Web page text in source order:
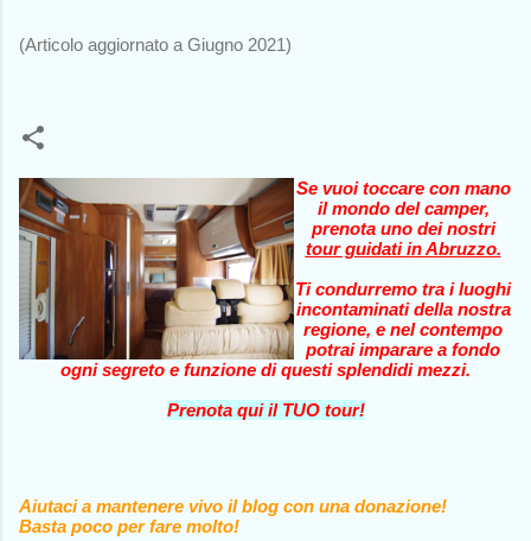
(Articolo aggiornato a Giugno 2021)
Se vuoi toccare con mano
il mondo del camper,
prenota uno dei nostri
tour guidati in Abruzzo.
Ti condurremo tra i luoghi
incontaminati della nostra
regione, e nel contempo
potrai imparare a fondo
ogni segreto e funzione di questi splendidi mezzi.
Prenota qui il TUO tour!
Aiutaci a mantenere vivo il blog con una donazione!
Basta poco per fare molto!